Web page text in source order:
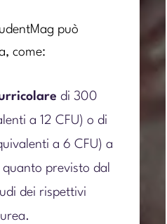
può
come:
di 300
a 12 CFU) o di
a 6 CFU) a
previsto dal
dei rispettivi